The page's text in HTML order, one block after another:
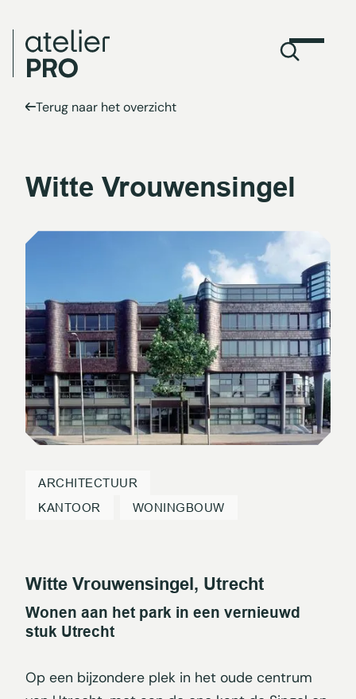
Terug naar het overzicht
Witte Vrouwensingel
ARCHITECTUUR
KANTOOR
WONINGBOUW
Witte Vrouwensingel, Utrecht
Wonen aan het park in een vernieuwd
stuk Utrecht
Op een bijzondere plek in het oude centrum